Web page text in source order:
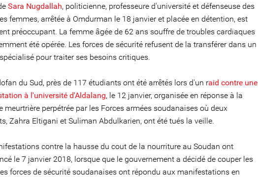
Sara Nugdallah, politicienne, professeure d'université et défenseuse des
femmes, arrêtée à Omdurman le 18 janvier et placée en détention, est
préoccupant. La femme âgée de 62 ans souffre de troubles cardiaques
été opérée. Les forces de sécurité refusent de la transférer dans un
pour traiter ses besoins critiques.
du Sud, près de 117 étudiants ont été arrêtés lors d'un raid contre une
à l'université d'Aldalang, le 12 janvier, organisée en réponse à la
meurtrière perpétrée par les Forces armées soudanaises où deux
Zahra Eltigani et Suliman Abdulkarien, ont été tués la veille.
contre la hausse du cout de la nourriture au Soudan ont
le 7 janvier 2018, lorsque que le gouvernement a décidé de couper les
forces de sécurité soudanaises ont répondu aux manifestations en